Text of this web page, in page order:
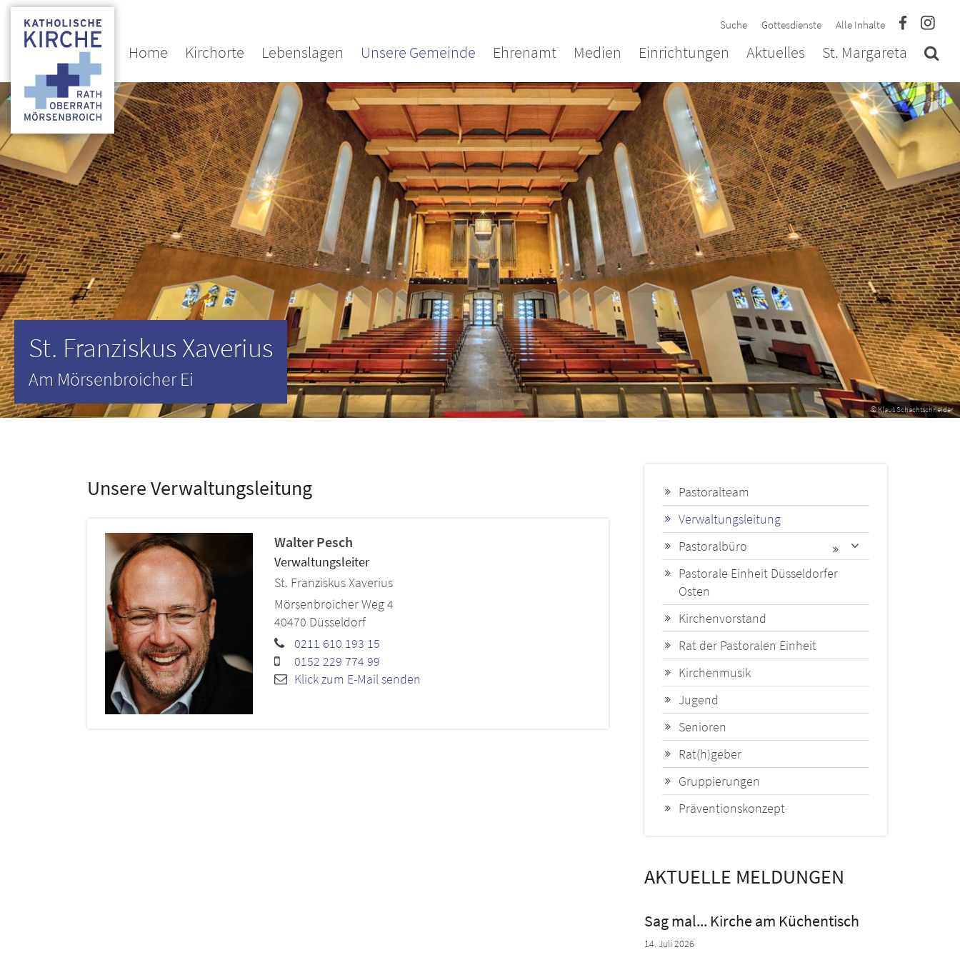
Suche Gottesdienste Alle Inhalte
Home Kirchorte Lebenslagen Unsere Gemeinde Ehrenamt Medien Einrichtungen Aktuelles St. Margareta
© Klaus Schachtschneider
Zum Heiligen Kreuz
Farbenspiel aus mehr als 2.000 Fenstern
Unsere Verwaltungsleitung
WalterPesch
Verwaltungsleiter
St. Franziskus Xaverius
Mörsenbroicher Weg 4
40470 Düsseldorf
0211 610 193 15
0152 229 774 99
Klick zum E-Mail senden
Pastoralteam
Verwaltungsleitung
Pastoralbüro
Pastorale Einheit Düsseldorfer
Osten
Kirchenvorstand
Rat der Pastoralen Einheit
Kirchenmusik
Jugend
Senioren
Rat(h)geber
Gruppierungen
Präventionskonzept
AKTUELLE MELDUNGEN
Sag mal... Kirche am Küchentisch
14. Juli 2026